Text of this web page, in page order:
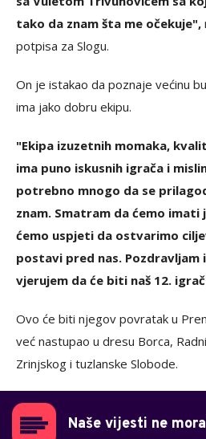
tako da znam šta me očekuje",
potpisa za Slogu.
On je istakao da poznaje većinu
ima jako dobru ekipu.
"Ekipa izuzetnih momaka,
ima puno iskusnih igrača i
potrebno mnogo da se
znam. Smatram da ćemo
ćemo uspjeti da ostvarimo
postavi pred nas. Pozdravljam
vjerujem da će biti naš 12.
Ovo će biti njegov povratak u
već nastupao u dresu Borca,
Zrinjskog i tuzlanske Slobode.
Naše vijesti ne